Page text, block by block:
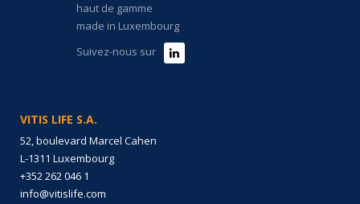
haut de gamme
made in Luxembourg
Suivez-nous sur
VITIS LIFE S.A.
52, boulevard Marcel Cahen
L-1311 Luxembourg
+352 262 046 1
info@vitislife.com